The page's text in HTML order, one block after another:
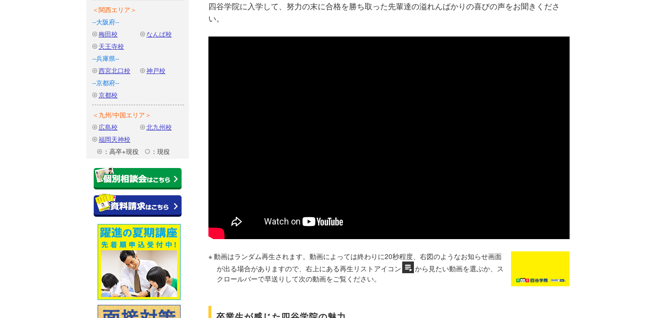
＜関西エリア＞
--大阪府--
梅田校
なんば校
天王寺校
--兵庫県--
西宮北口校
神戸校
--京都府--
京都校
＜九州/中国エリア＞
広島校
北九州校
福岡天神校
：高卒+現役
：現役
四谷学院に入学して、努力の末に合格を勝ち取った先輩達の溢れんばかりの喜びの声をお聞きくださ
い。
動画はランダム再生されます。動画によっては終わりに20秒程度、右図のようなお知らせ画面
が出る場合がありますので、右上にある再生リストアイコン
から見たい動画を選ぶか、ス
クロールバーで早送りして次の動画をご覧ください。